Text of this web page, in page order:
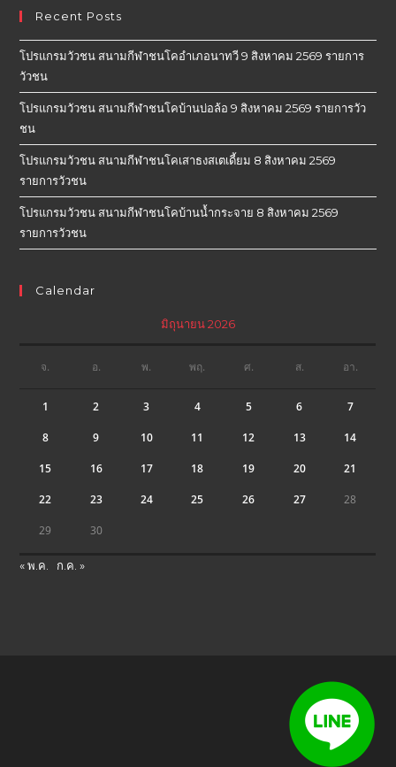
Recent Posts
โปรแกรมวัวชน สนามกีฬาชนโคอำเภอนาทวี 9 สิงหาคม 2569 รายการ
วัวชน
โปรแกรมวัวชน สนามกีฬาชนโคบ้านบ่อล้อ 9 สิงหาคม 2569 รายการวัว
ชน
โปรแกรมวัวชน สนามกีฬาชนโคเสาธงสเตเดี้ยม 8 สิงหาคม 2569
รายการวัวชน
โปรแกรมวัวชน สนามกีฬาชนโคบ้านน้ำกระจาย 8 สิงหาคม 2569
รายการวัวชน
Calendar
มิถุนายน 2026
จ. อ. พ. พฤ. ศ. ส. อา.
1 2 3 4 5 6 7
8 9 10 11 12 13 14
15 16 17 18 19 20 21
22 23 24 25 26 27 28
29 30
« พ.ค. ก.ค. »